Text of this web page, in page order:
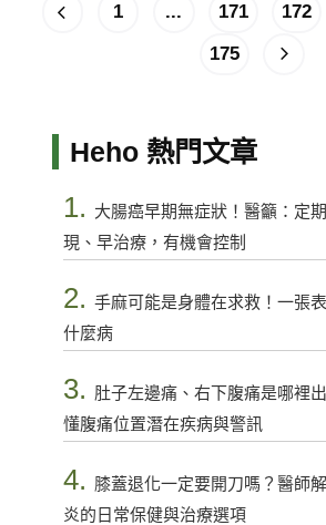
1 ... 171 172
175
Heho 熱門文章
1. 大腸癌早期無症狀！醫籲：定
現、早治療，有機會控制
2. 手麻可能是身體在求救！一張
什麼病
3. 肚子左邊痛、右下腹痛是哪裡
懂腹痛位置潛在疾病與警訊
4. 膝蓋退化一定要開刀嗎？醫師
炎的日常保健與治療選項